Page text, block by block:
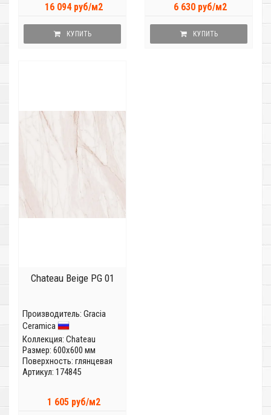
16 094 руб/м2
КУПИТЬ
6 630 руб/м2
КУПИТЬ
Chateau Beige PG 01
Производитель: Gracia
Ceramica
Коллекция: Chateau
Размер: 600x600 мм
Поверхность: глянцевая
Артикул: 174845
1 605 руб/м2